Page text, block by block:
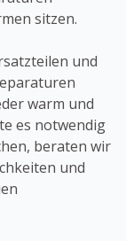
sitzen.
und
warm und
es notwendig
beraten wir
und